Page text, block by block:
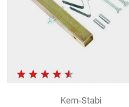
Kern-Stabi